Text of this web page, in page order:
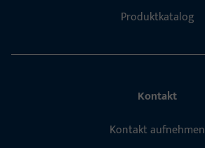
Produktkatalog
Kontakt
Kontakt aufnehmen